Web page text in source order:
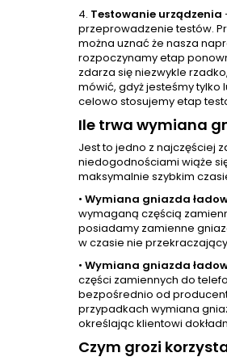
4. Testowanie urządzenia
przeprowadzenie testów.
można uznać że nasza
rozpoczynamy etap
zdarza się niezwykle
mówić, gdyż jesteśmy tylko
celowo stosujemy etap
Ile trwa wymiana
Jest to jedno z najczęściej
niedogodnościami wiąże
maksymalnie szybkim
• Wymiana gniazda
wymaganą częścią
posiadamy zamienne
w czasie nie
• Wymiana gniazda
części zamiennych do
bezpośrednio od
przypadkach wymiana
określając klientowi
Czym grozi